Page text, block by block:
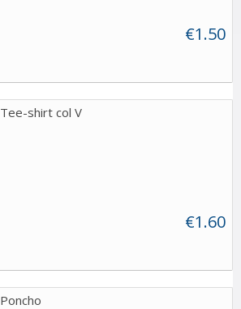
€1.50
Tee-shirt col V
€1.60
Poncho